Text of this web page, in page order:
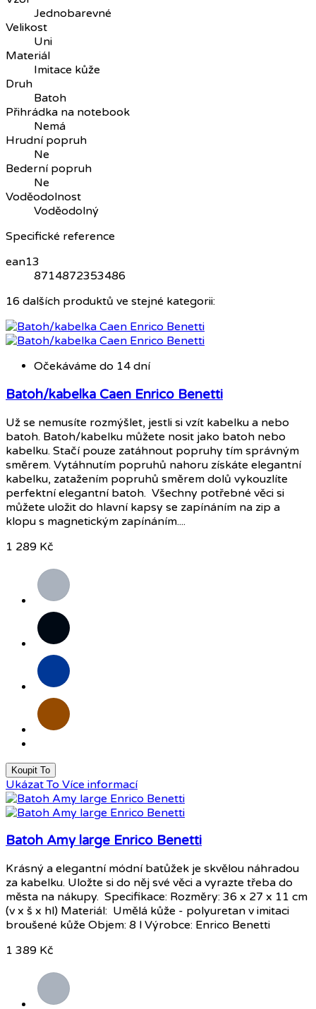
Jednobarevné
Velikost
Uni
Materiál
Imitace kůže
Druh
Batoh
Přihrádka na notebook
Nemá
Hrudní popruh
Ne
Bederní popruh
Ne
Voděodolnost
Voděodolný
Specifické reference
ean13
8714872353486
16 dalších produktů ve stejné kategorii:
Očekáváme do 14 dní
Batoh/kabelka Caen Enrico Benetti
Už se nemusíte rozmýšlet, jestli si vzít kabelku a nebo
batoh. Batoh/kabelku můžete nosit jako batoh nebo
kabelku. Stačí pouze zatáhnout popruhy tím správným
směrem. Vytáhnutím popruhů nahoru získáte elegantní
kabelku, zatažením popruhů směrem dolů vykouzlíte
perfektní elegantní batoh. Všechny potřebné věci si
můžete uložit do hlavní kapsy se zapínáním na zip a
klopu s magnetickým zapínáním....
1 289 Kč
Šedá
Černá
Modrá
Hnědá
Koupit To
Ukázat To Více informací
Batoh Amy large Enrico Benetti
Krásný a elegantní módní batůžek je skvělou náhradou
za kabelku. Uložte si do něj své věci a vyrazte třeba do
města na nákupy. Specifikace: Rozměry: 36 x 27 x 11 cm
(v x š x hl) Materiál: Umělá kůže - polyuretan v imitaci
broušené kůže Objem: 8 l Výrobce: Enrico Benetti
1 389 Kč
Šedá